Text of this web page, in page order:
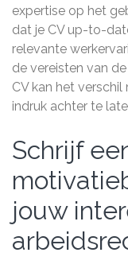
expertise op het
dat je CV up-to-
relevante
de vereisten van
CV kan het
indruk achter te
Schrijf
jouw